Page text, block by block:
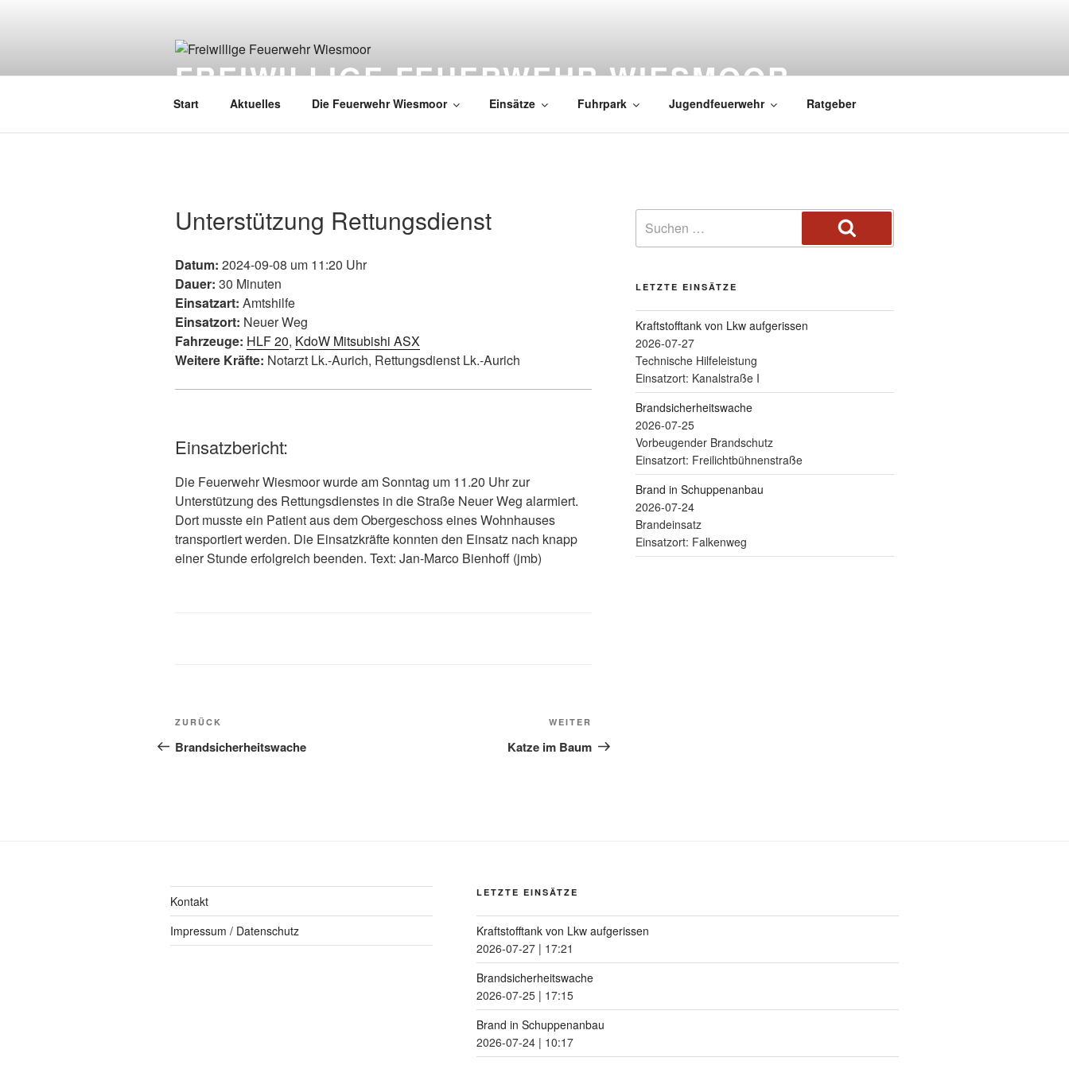
FREIWILLIGE FEUERWEHR WIESMOOR
Start Aktuelles Die Feuerwehr Wiesmoor Einsätze Fuhrpark Jugendfeuerwehr Ratgeber
Unterstützung Rettungsdienst
Datum: 2024-09-08 um 11:20 Uhr
Dauer: 30 Minuten
Einsatzart: Amtshilfe
Einsatzort: Neuer Weg
Fahrzeuge: HLF 20, KdoW Mitsubishi ASX
Weitere Kräfte: Notarzt Lk.-Aurich, Rettungsdienst Lk.-Aurich
Einsatzbericht:
Die Feuerwehr Wiesmoor wurde am Sonntag um 11.20 Uhr zur
Unterstützung des Rettungsdienstes in die Straße Neuer Weg alarmiert.
Dort musste ein Patient aus dem Obergeschoss eines Wohnhauses
transportiert werden. Die Einsatzkräfte konnten den Einsatz nach knapp
einer Stunde erfolgreich beenden. Text: Jan-Marco Bienhoff (jmb)
ZURÜCK
Brandsicherheitswache
WEITER
Katze im Baum
LETZTE EINSÄTZE
Kraftstofftank von Lkw aufgerissen
2026-07-27
Technische Hilfeleistung
Einsatzort: Kanalstraße I
Brandsicherheitswache
2026-07-25
Vorbeugender Brandschutz
Einsatzort: Freilichtbühnenstraße
Brand in Schuppenanbau
2026-07-24
Brandeinsatz
Einsatzort: Falkenweg
Kontakt
Impressum / Datenschutz
LETZTE EINSÄTZE
Kraftstofftank von Lkw aufgerissen
2026-07-27| 17:21
Brandsicherheitswache
2026-07-25| 17:15
Brand in Schuppenanbau
2026-07-24| 10:17